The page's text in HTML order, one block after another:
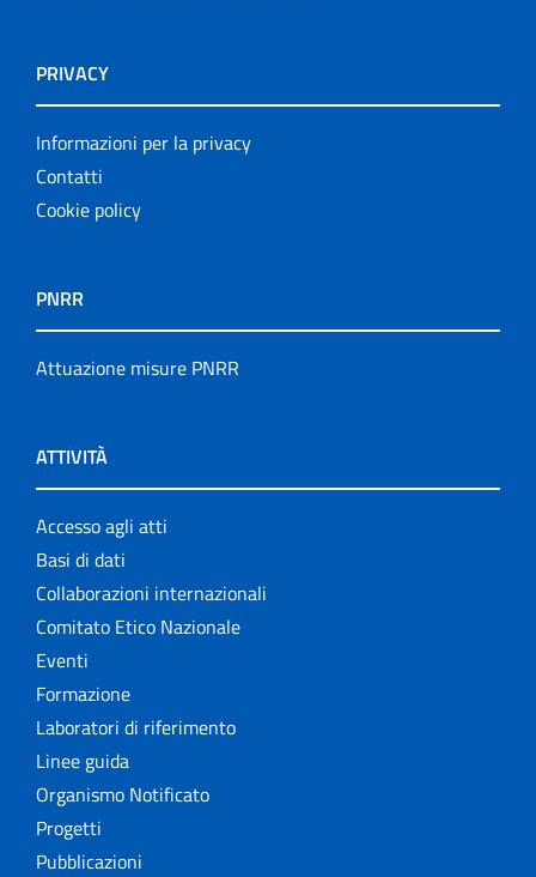
PRIVACY
Informazioni per la privacy
Contatti
Cookie policy
PNRR
Attuazione misure PNRR
ATTIVITÀ
Accesso agli atti
Basi di dati
Collaborazioni internazionali
Comitato Etico Nazionale
Eventi
Formazione
Laboratori di riferimento
Linee guida
Organismo Notificato
Progetti
Pubblicazioni